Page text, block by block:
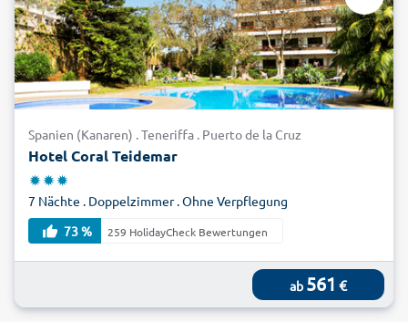
Spanien (Kanaren) . Teneriffa . Puerto de la Cruz
Hotel Coral Teidemar
7 Nächte . Doppelzimmer . Ohne Verpflegung
73 %
259 HolidayCheck Bewertungen
ab 561 €